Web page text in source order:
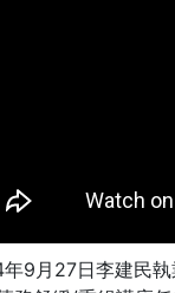
9月27日李建民